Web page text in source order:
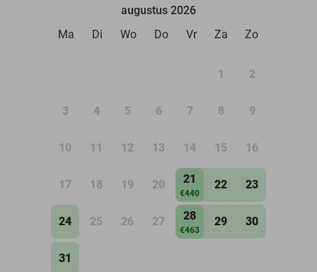
augustus 2026
Ma
Di Wo Do Vr Za Zo
1 2
3 4 5 6 7 8 9
10 11 12 13 14 15 16
17 18 19 20 21
€440
22 23
24 25 26 27 28
€463
29 30
31